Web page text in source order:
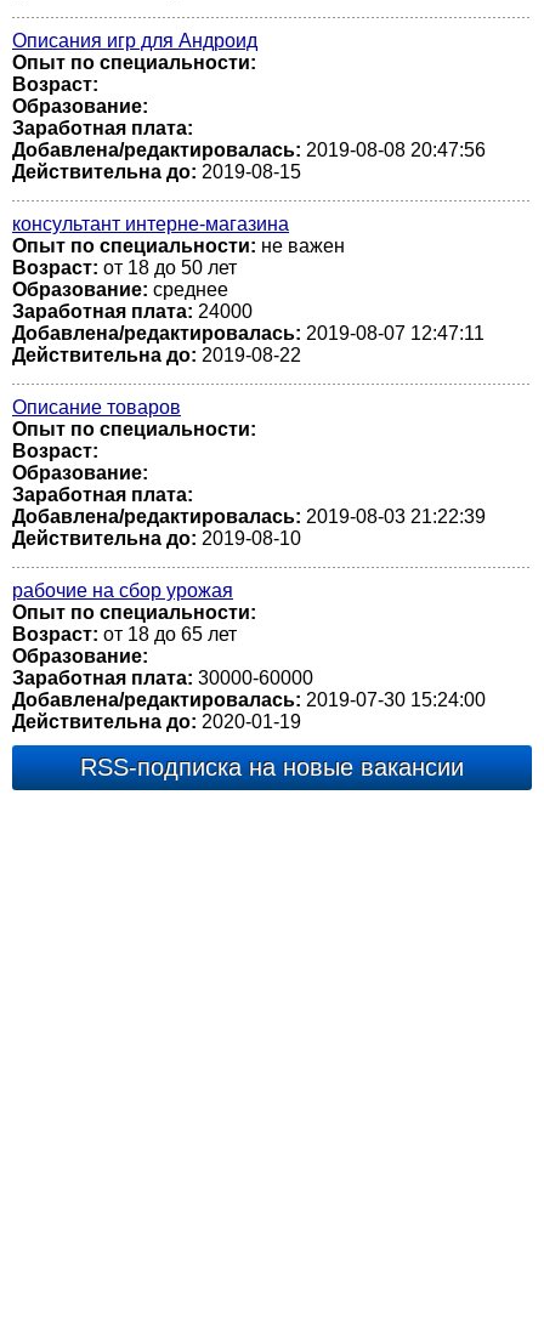
Описания игр для Андроид
Опыт по специальности:
Возраст:
Образование:
Заработная плата:
Добавлена/редактировалась: 2019-08-08 20:47:56
Действительна до: 2019-08-15
консультант интерне-магазина
Опыт по специальности: не важен
Возраст: от 18 до 50 лет
Образование: среднее
Заработная плата: 24000
Добавлена/редактировалась: 2019-08-07 12:47:11
Действительна до: 2019-08-22
Описание товаров
Опыт по специальности:
Возраст:
Образование:
Заработная плата:
Добавлена/редактировалась: 2019-08-03 21:22:39
Действительна до: 2019-08-10
рабочие на сбор урожая
Опыт по специальности:
Возраст: от 18 до 65 лет
Образование:
Заработная плата: 30000-60000
Добавлена/редактировалась: 2019-07-30 15:24:00
Действительна до: 2020-01-19
RSS-подписка на новые вакансии